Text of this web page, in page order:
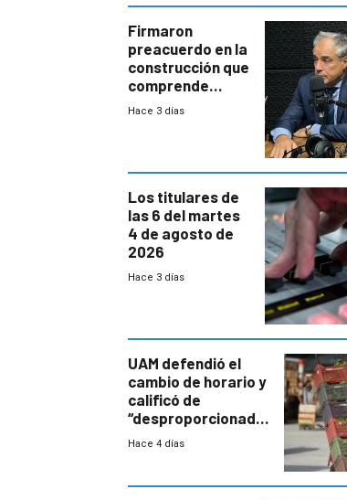
a revisar
proyectos
Firmaron
preacuerdo en la
construcción que
comprende
reducción
Hace 3 días
Los titulares de
las 6 del martes
4 de agosto de
2026
Hace 3 días
UAM defendió el
cambio de horario y
calificó de
“desproporcionado”
el bloqueo de
Hace 4 días